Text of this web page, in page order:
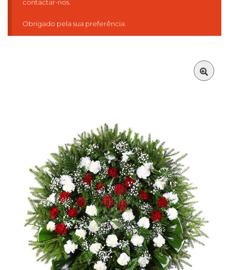
contactar-nos.
Obrigado pela sua preferência.